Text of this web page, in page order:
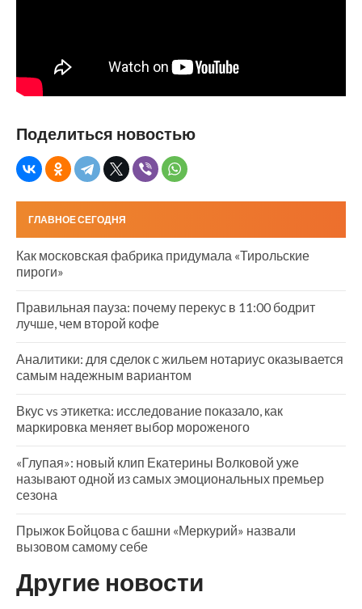
Поделиться новостью
ГЛАВНОЕ СЕГОДНЯ
Как московская фабрика придумала «Тирольские
пироги»
Правильная пауза: почему перекус в 11:00 бодрит
лучше, чем второй кофе
Аналитики: для сделок с жильем нотариус оказывается
самым надежным вариантом
Вкус vs этикетка: исследование показало, как
маркировка меняет выбор мороженого
«Глупая»: новый клип Екатерины Волковой уже
называют одной из самых эмоциональных премьер
сезона
Прыжок Бойцова с башни «Меркурий» назвали
вызовом самому себе
Другие новости